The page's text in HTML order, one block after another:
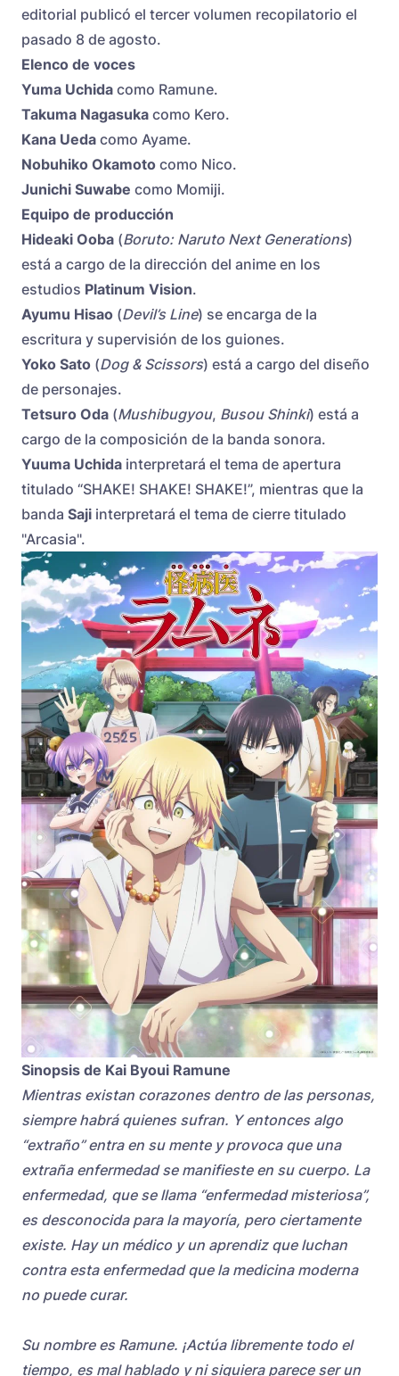
editorial publicó el tercer volumen recopilatorio el
pasado 8 de agosto.
Elenco de voces
Yuma Uchida como Ramune.
Takuma Nagasuka como Kero.
Kana Ueda como Ayame.
Nobuhiko Okamoto como Nico.
Junichi Suwabe como Momiji.
Equipo de producción
Hideaki Ooba (Boruto: Naruto Next Generations)
está a cargo de la dirección del anime en los
estudios Platinum Vision.
Ayumu Hisao (Devil’s Line) se encarga de la
escritura y supervisión de los guiones.
Yoko Sato (Dog & Scissors) está a cargo del diseño
de personajes.
Tetsuro Oda (Mushibugyou, Busou Shinki) está a
cargo de la composición de la banda sonora.
Yuuma Uchida interpretará el tema de apertura
titulado “SHAKE! SHAKE! SHAKE!”, mientras que la
banda Saji interpretará el tema de cierre titulado
"Arcasia".
Sinopsis de Kai Byoui Ramune
Mientras existan corazones dentro de las personas,
siempre habrá quienes sufran. Y entonces algo
“extraño” entra en su mente y provoca que una
extraña enfermedad se manifieste en su cuerpo. La
enfermedad, que se llama “enfermedad misteriosa”,
es desconocida para la mayoría, pero ciertamente
existe. Hay un médico y un aprendiz que luchan
contra esta enfermedad que la medicina moderna
no puede curar.
Su nombre es Ramune. ¡Actúa libremente todo el
tiempo, es mal hablado y ni siquiera parece ser un